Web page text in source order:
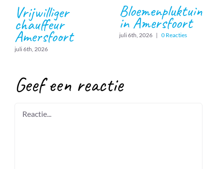
Vrijwilliger
chauffeur
Amersfoort
juli 6th, 2026
Bloemenpluktuin
in Amersfoort
juli 6th, 2026 | 0 Reacties
Geef een reactie